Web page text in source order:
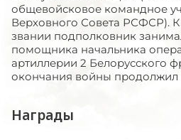
общевойсковое командное
Верховного Совета РСФСР).
звании подполковник
помощника начальника
артиллерии 2 Белорусского
окончания войны продолжил
Награды